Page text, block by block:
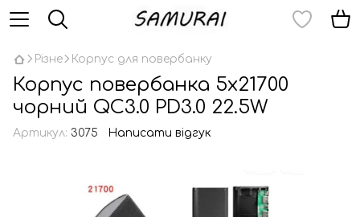
Різне Корпус для повербанку
Корпус повербанка 5х21700
чорний QC3.0 PD3.0 22.5W
Артикул: 3075 Написати відгук